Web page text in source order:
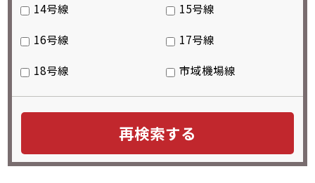
14号線
15号線
16号線
17号線
18号線
市域機場線